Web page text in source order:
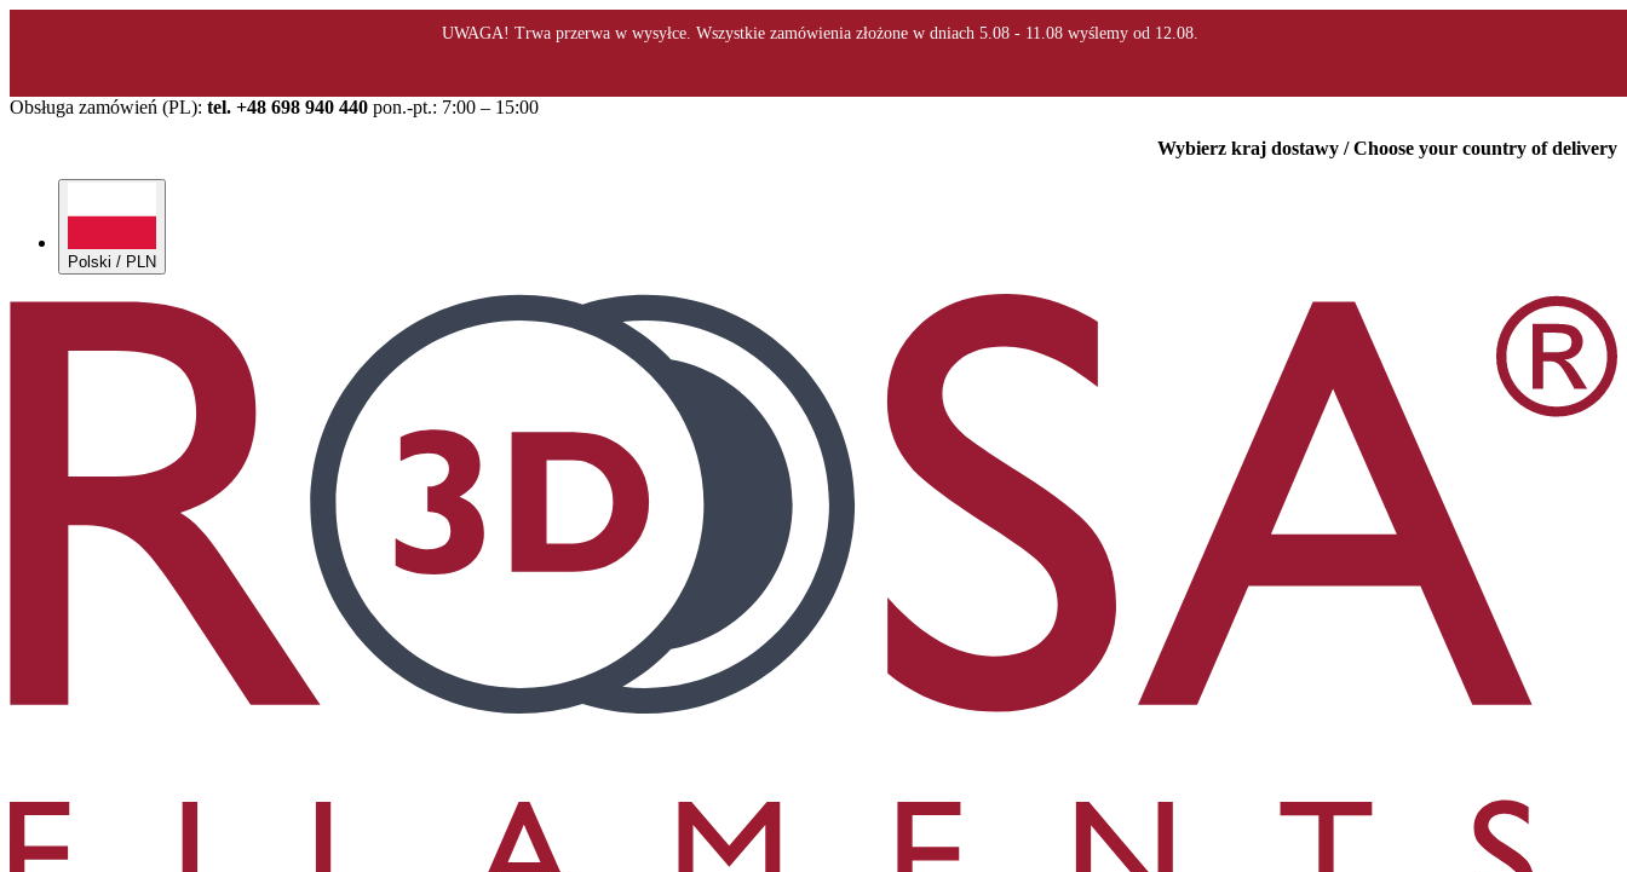
Obsługa zamówień (PL): tel. +48 698 940 440 pon.-pt.: 7:00 – 15:00
Wybierz kraj dostawy / Choose your country of delivery
Polski / PLN